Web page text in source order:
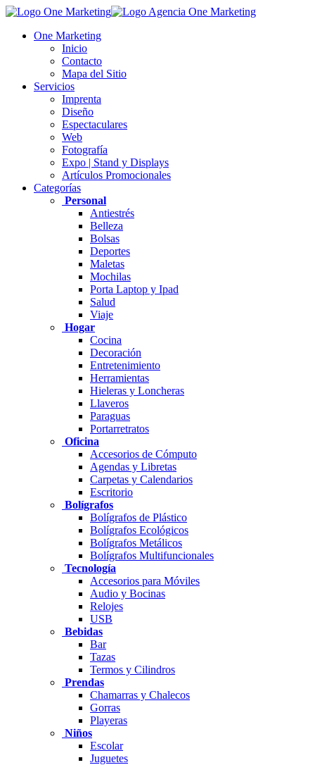
One Marketing
Inicio
Contacto
Mapa del Sitio
Servicios
Imprenta
Diseño
Espectaculares
Web
Fotografía
Expo | Stand y Displays
Artículos Promocionales
Categorías
Personal
Antiestrés
Belleza
Bolsas
Deportes
Maletas
Mochilas
Porta Laptop y Ipad
Salud
Viaje
Hogar
Cocina
Decoración
Entretenimiento
Herramientas
Hieleras y Loncheras
Llaveros
Paraguas
Portarretratos
Oficina
Accesorios de Cómputo
Agendas y Libretas
Carpetas y Calendarios
Escritorio
Bolígrafos
Bolígrafos de Plástico
Bolígrafos Ecológicos
Bolígrafos Metálicos
Bolígrafos Multifuncionales
Tecnología
Accesorios para Móviles
Audio y Bocinas
Relojes
USB
Bebidas
Bar
Tazas
Termos y Cilindros
Prendas
Chamarras y Chalecos
Gorras
Playeras
Niños
Escolar
Juguetes